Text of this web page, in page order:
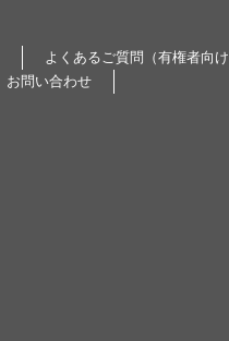
よくあるご質問（有権者向け
お問い合わせ